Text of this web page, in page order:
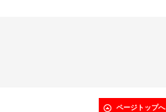
ページトップへ